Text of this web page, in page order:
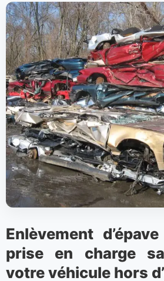
Enlèvement
prise en charge
votre véhicule hors